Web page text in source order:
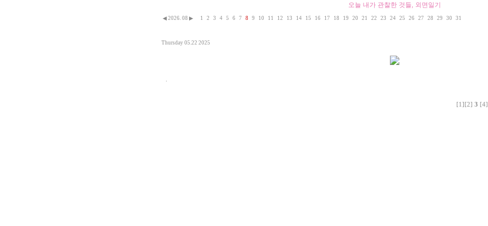
오늘 내가 관찰한 것들, 외면일기
◀ 2026. 08 ▶ 1 2 3 4 5 6 7 8 9 10 11 12 13 14 15 16 17 18 19 20 21 22 23 24 25 26 27 28 29 30 31
Thursday 05.22 2025
[1] [2] 3 [4]